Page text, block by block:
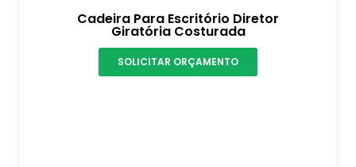
Cadeira Para Escritório Diretor
Giratória Costurada
SOLICITAR ORÇAMENTO